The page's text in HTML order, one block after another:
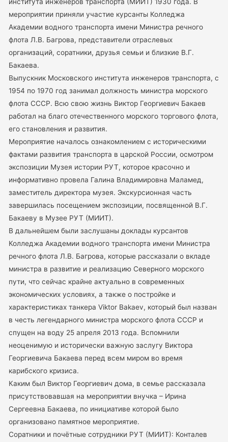
мероприятии приняли участие курсанты Колледжа
Академии водного транспорта имени Министра речного
флота Л.В. Багрова, представители отраслевых
организаций, соратники, друзья семьи и близкие В.Г.
Бакаева.
Выпускник Московского института инженеров транспорта, с
1954 по 1970 год занимал должность министра морского
флота СССР. Всю свою жизнь Виктор Георгиевич Бакаев
работал на благо отечественного морского торгового флота,
его становления и развития.
Мероприятие началось ознакомлением с историческими
фактами развития транспорта в царской России, осмотром
экспозиции Музея истории РУТ, которое красочно и
информативно провела Галина Владимировна Маламед,
заместитель директора музея. Экскурсионная часть
завершилась посещением экспозиции, посвященной В.Г.
Бакаеву в Музее РУТ (МИИТ).
В дальнейшем были заслушаны доклады курсантов
Колледжа Академии водного транспорта имени Министра
речного флота Л.В. Багрова, которые рассказали о вкладе
министра в развитие и реализацию Северного морского
пути, что сейчас крайне актуально в современных
экономических условиях, а также о постройке и
характеристиках танкера Viktor Bakaev, который был назван
в честь легендарного министра морского флота СССР и
спущен на воду 25 апреля 2013 года. Вспомнили
неоценимую и исторически важную заслугу Виктора
Георгиевича Бакаева перед всем миром во время
карибского кризиса.
Каким был Виктор Георгиевич дома, в семье рассказала
присутствовавшая на мероприятии внучка – Ирина
Сергеевна Бакаева, по инициативе которой было
организовано памятное мероприятие.
Соратники и почётные сотрудники РУТ (МИИТ): Конталев